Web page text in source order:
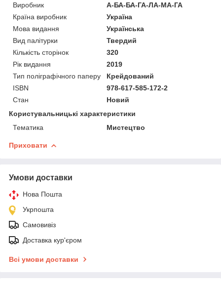
Виробник
А-БА-БА-ГА-ЛА-МА-ГА
Країна виробник
Україна
Мова видання
Українська
Вид палітурки
Твердий
Кількість сторінок
320
Рік видання
2019
Тип поліграфічного паперу
Крейдований
ISBN
978-617-585-172-2
Стан
Новий
Користувальницькі характеристики
Тематика
Мистецтво
Приховати
Умови доставки
Нова Пошта
Укрпошта
Самовивіз
Доставка кур'єром
Всі умови доставки